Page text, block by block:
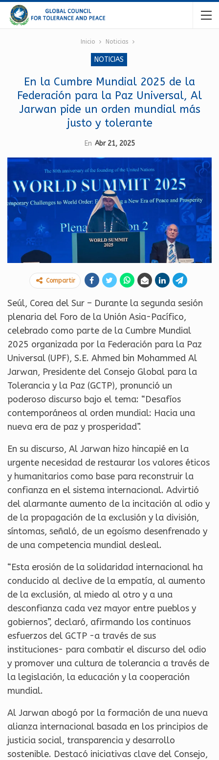
Inicio Noticias
NOTICIAS
En la Cumbre Mundial 2025 de la
Federación para la Paz Universal, Al
Jarwan pide un orden mundial más
justo y tolerante
En Abr 21, 2025
Compartir
Seúl, Corea del Sur – Durante la segunda sesión
plenaria del Foro de la Unión Asia-Pacífico,
celebrado como parte de la Cumbre Mundial
2025 organizada por la Federación para la Paz
Universal (UPF), S.E. Ahmed bin Mohammed Al
Jarwan, Presidente del Consejo Global para la
Tolerancia y la Paz (GCTP), pronunció un
poderoso discurso bajo el tema: “Desafíos
contemporáneos al orden mundial: Hacia una
nueva era de paz y prosperidad”.
En su discurso, Al Jarwan hizo hincapié en la
urgente necesidad de restaurar los valores éticos
y humanitarios como base para reconstruir la
confianza en el sistema internacional. Advirtió
del alarmante aumento de la incitación al odio y
de la propagación de la exclusión y la división,
síntomas, señaló, de un egoísmo desenfrenado y
de una competencia mundial desleal.
“Esta erosión de la solidaridad internacional ha
conducido al declive de la empatía, al aumento
de la exclusión, al miedo al otro y a una
desconfianza cada vez mayor entre pueblos y
gobiernos”, declaró, afirmando los continuos
esfuerzos del GCTP -a través de sus
instituciones- para combatir el discurso del odio
y promover una cultura de tolerancia a través de
la legislación, la educación y la cooperación
mundial.
Al Jarwan abogó por la formación de una nueva
alianza internacional basada en los principios de
justicia social, transparencia y desarrollo
sostenible. Destacó iniciativas clave del Consejo,